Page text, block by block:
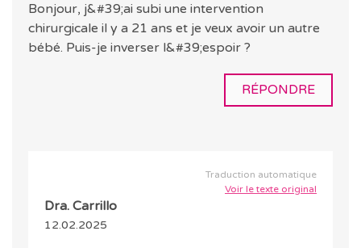
Bonjour, j&#39;ai subi une intervention
chirurgicale il y a 21 ans et je veux avoir un autre
bébé. Puis-je inverser l&#39;espoir ?
RÉPONDRE
Traduction automatique
Voir le texte original
Dra. Carrillo
12.02.2025